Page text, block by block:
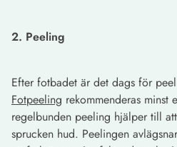
2. Peeling
Efter fotbadet är det dags för
Fotpeeling rekommenderas minst
regelbunden peeling hjälper till
sprucken hud. Peelingen